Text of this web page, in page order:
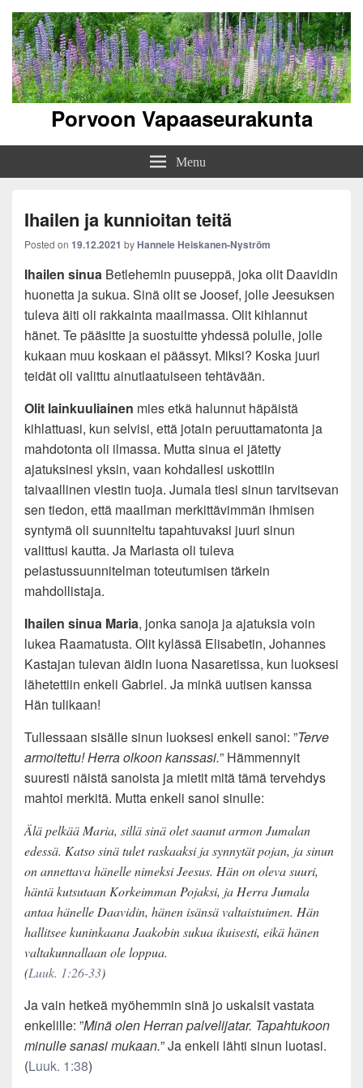
Porvoon Vapaaseurakunta
Menu
Ihailen ja kunnioitan teitä
Posted on 19.12.2021 byHannele Heiskanen-Nyström
Ihailen sinua Betlehemin puuseppä, joka olit Daavidin
huonetta ja sukua. Sinä olit se Joosef, jolle Jeesuksen
tuleva äiti oli rakkainta maailmassa. Olit kihlannut
hänet. Te pääsitte ja suostuitte yhdessä polulle, jolle
kukaan muu koskaan ei päässyt. Miksi? Koska juuri
teidät oli valittu ainutlaatuiseen tehtävään.
Olit lainkuuliainen mies etkä halunnut häpäistä
kihlattuasi, kun selvisi, että jotain peruuttamatonta ja
mahdotonta oli ilmassa. Mutta sinua ei jätetty
ajatuksinesi yksin, vaan kohdallesi uskottiin
taivaallinen viestin tuoja. Jumala tiesi sinun tarvitsevan
sen tiedon, että maailman merkittävimmän ihmisen
syntymä oli suunniteltu tapahtuvaksi juuri sinun
valittusi kautta. Ja Mariasta oli tuleva
pelastussuunnitelman toteutumisen tärkein
mahdollistaja.
Ihailen sinua Maria, jonka sanoja ja ajatuksia voin
lukea Raamatusta. Olit kylässä Elisabetin, Johannes
Kastajan tulevan äidin luona Nasaretissa, kun luoksesi
lähetettiin enkeli Gabriel. Ja minkä uutisen kanssa
Hän tulikaan!
Tullessaan sisälle sinun luoksesi enkeli sanoi: ”Terve
armoitettu! Herra olkoon kanssasi.” Hämmennyit
suuresti näistä sanoista ja mietit mitä tämä tervehdys
mahtoi merkitä. Mutta enkeli sanoi sinulle:
Älä pelkää Maria, sillä sinä olet saanut armon Jumalan
edessä. Katso sinä tulet raskaaksi ja synnytät pojan, ja sinun
on annettava hänelle nimeksi Jeesus. Hän on oleva suuri,
häntä kutsutaan Korkeimman Pojaksi, ja Herra Jumala
antaa hänelle Daavidin, hänen isänsä valtaistuimen. Hän
hallitsee kuninkaana Jaakobin sukua ikuisesti, eikä hänen
valtakunnallaan ole loppua.
(Luuk. 1:26-33)
Ja vain hetkeä myöhemmin sinä jo uskalsit vastata
enkelille: ”Minä olen Herran palvelijatar. Tapahtukoon
minulle sanasi mukaan.” Ja enkeli lähti sinun luotasi.
(Luuk. 1:38)